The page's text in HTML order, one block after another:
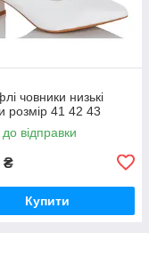
човники низькі
розмір 41 42 43
відправки
₴
Купити